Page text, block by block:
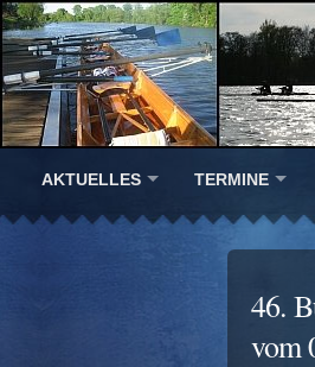
AKTUELLES TERMINE
46.
vom